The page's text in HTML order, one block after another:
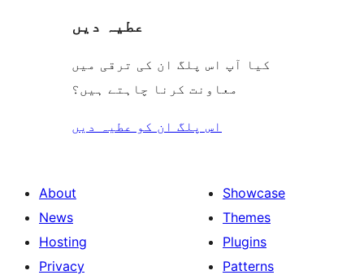
عطیہ دیں
کیا آپ اس پلگ ان کی ترقی میں
معاونت کرنا چاہتے ہیں؟
اس پلگ ان کو عطیہ دیں
About
News
Hosting
Privacy
Showcase
Themes
Plugins
Patterns